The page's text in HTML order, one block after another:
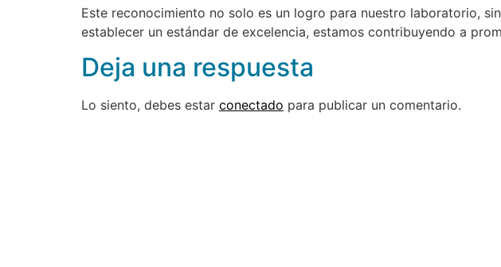
Este reconocimiento no solo es un logro para nuestro laboratorio,
establecer un estándar de excelencia, estamos contribuyendo a
Deja una respuesta
Lo siento, debes estar conectado para publicar un comentario.